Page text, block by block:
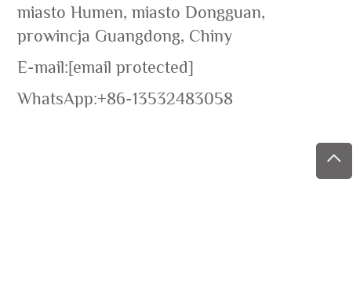
miasto Humen, miasto Dongguan,
prowincja Guangdong, Chiny
E-mail:[email protected]
WhatsApp:+86-13532483058